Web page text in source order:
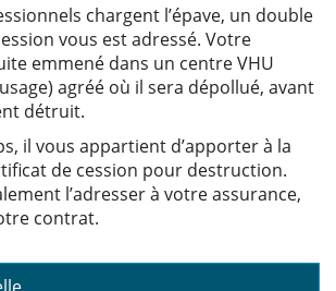
chargent l’épave, un double
vous est adressé. Votre
emmené dans un centre VHU
agréé où il sera dépollué, avant
détruit.
il vous appartient d’apporter à la
de cession pour destruction.
l’adresser à votre assurance,
contrat.